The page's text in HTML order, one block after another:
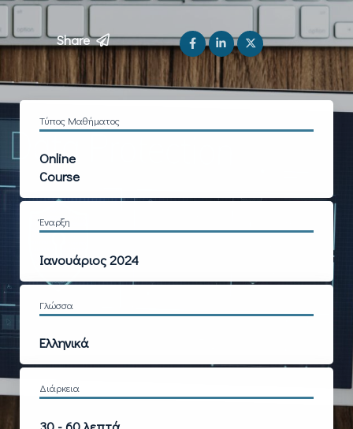
Share
Τύπος Μαθήματος
Online
Course
Έναρξη
Ιανουάριος 2024
Γλώσσα
Ελληνικά
Διάρκεια
30 - 60 λεπτά